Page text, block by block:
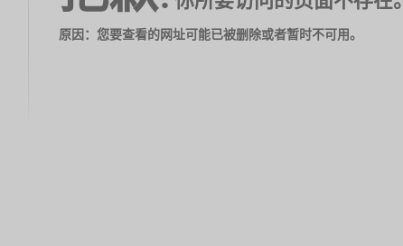
原因：您要查看的网址可能已被删除或者暂时不可用。